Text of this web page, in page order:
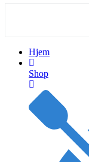
Hjem
Shop